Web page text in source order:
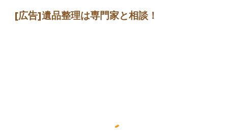
[広告]遺品整理は専門家と相談 ！